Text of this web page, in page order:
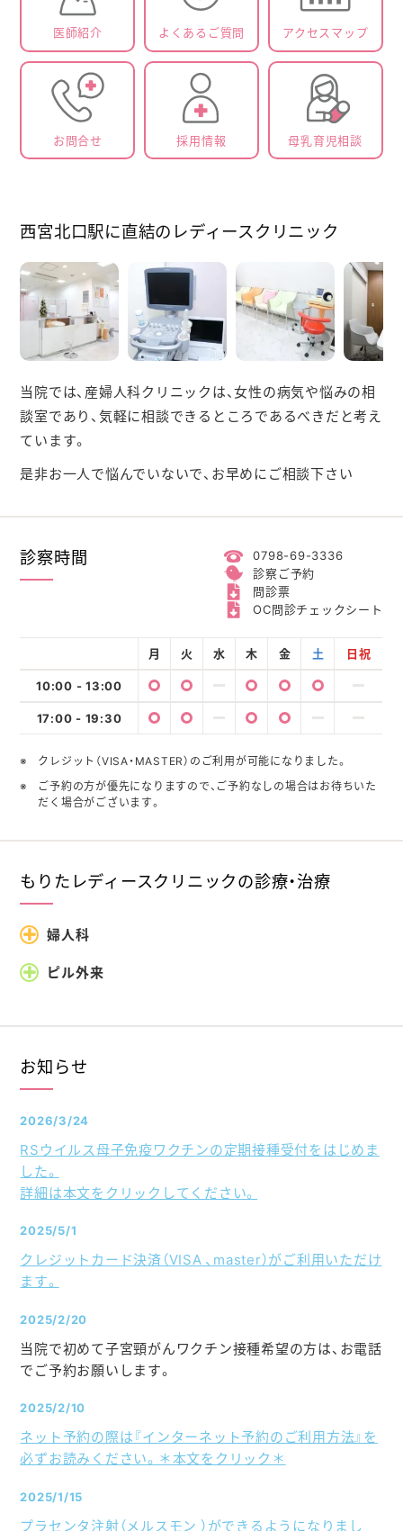
医師紹介 よくある ご質問 アクセス マップ
お問合せ 採用情報 母乳育児相談
西宮北口駅に直結の レディースクリニック
当院では、産婦人科クリニックは、女性の病気や悩みの相
談室であり、気軽に相談できるところであるべきだと考え
ています。
是非お一人で悩んでいないで、お早めにご相談下さい
診察時間
0798-69-3336
診察ご予約
問診票
OC問診チェックシート
月 火 水 木 金 土
日祝
10:00 - 13:00
17:00 - 19:30
クレジット（VISA・MASTER）のご利用が可能になりました。
ご予約の方が優先になりますので、ご予約なしの場合はお待ちいた
だく場合がございます。
もりたレディースクリニックの診療・治療
婦人科
ピル外来
お知らせ
2026/3/24
RSウイルス母子免疫ワクチンの定期接種受付をはじめま
した。
詳細は本文をクリックしてください。
2025/5/1
クレジットカード決済（VISA 、master）がご利用いただけ
ます。
2025/2/20
当院で初めて子宮頸がんワクチン接種希望の方は、お電話
でご予約お願いします。
2025/2/10
ネット予約の際は『インターネット予約のご利用方法』を
必ずお読みください。＊本文をクリック＊
2025/1/15
プラセンタ注射（メルスモン ）ができるようになりまし